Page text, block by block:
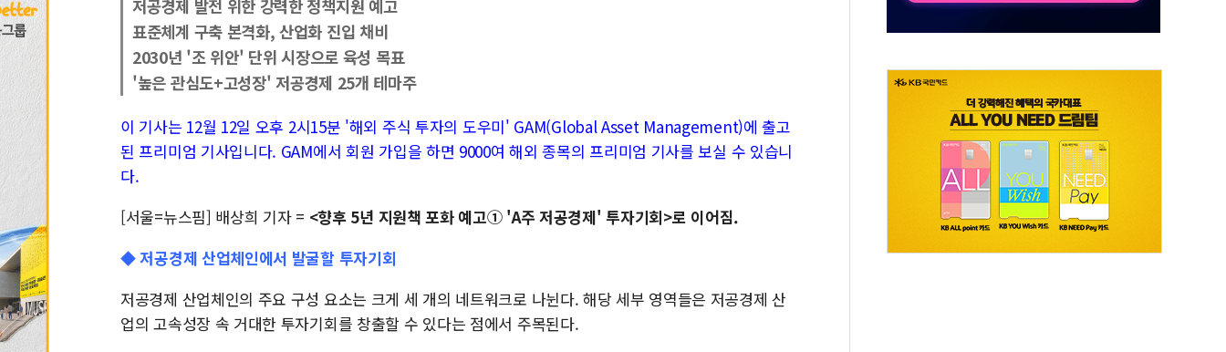
李대통령, ISA 개편 재검토 지시…與 "적극 환영"·野 "졸속 국정"
저공경제 발전 위한 강력한 정책지원 예고
표준체계 구축 본격화, 산업화 진입 채비
2030년 '조 위안' 단위 시장으로 육성 목표
'높은 관심도+고성장' 저공경제 25개 테마주
이 기사는 12월 12일 오후 2시15분 '해외 주식 투자의 도우미' GAM(Global Asset Management)에 출고
된 프리미엄 기사입니다. GAM에서 회원 가입을 하면 9000여 해외 종목의 프리미엄 기사를 보실 수 있습니
다.
[서울=뉴스핌] 배상희 기자 = <향후 5년 지원책 포화 예고① 'A주 저공경제' 투자기회>로 이어짐.
◆ 저공경제 산업체인에서 발굴할 투자기회
저공경제 산업체인의 주요 구성 요소는 크게 세 개의 네트워크로 나뉜다. 해당 세부 영역들은 저공경제 산
업의 고속성장 속 거대한 투자기회를 창출할 수 있다는 점에서 주목된다.